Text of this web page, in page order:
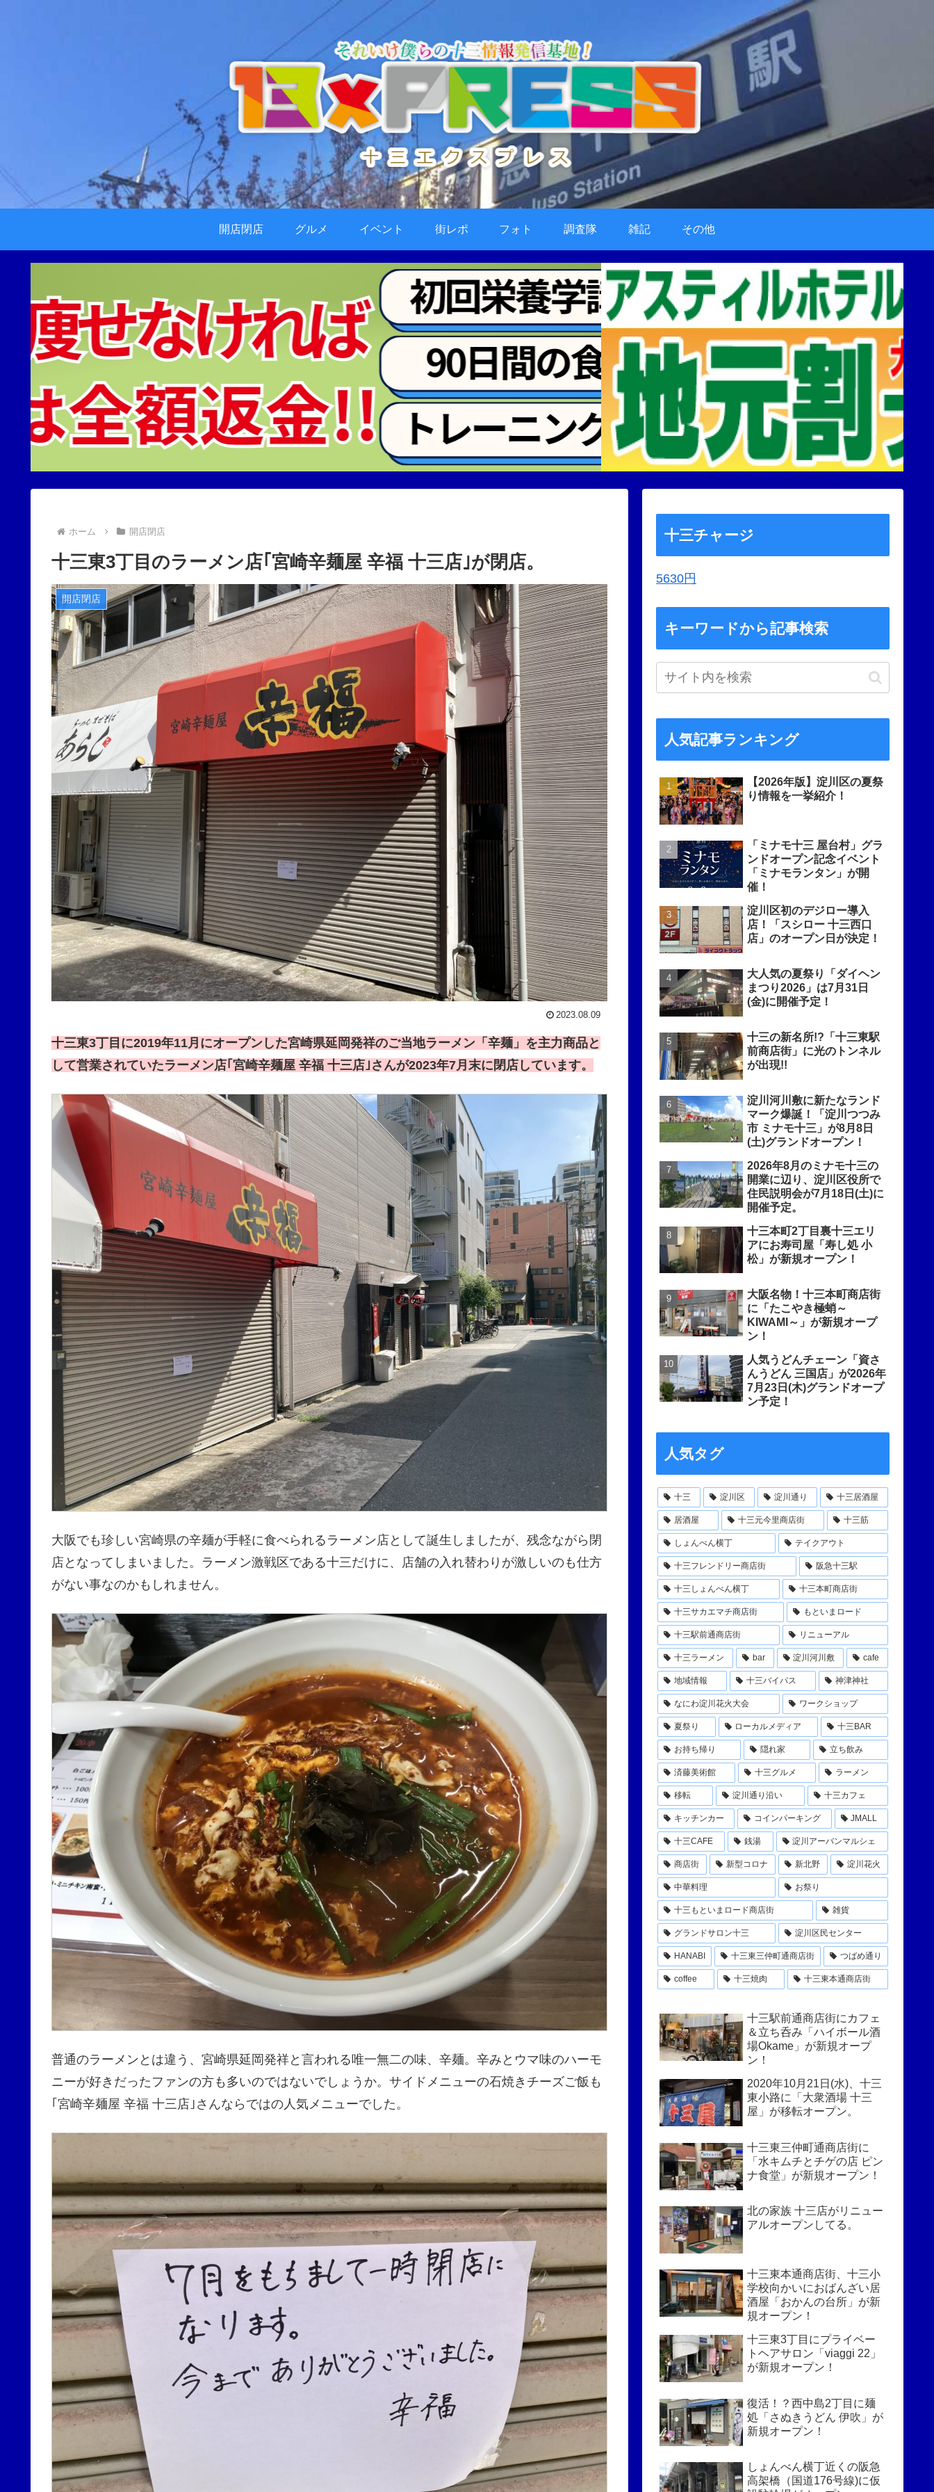
開店閉店 グルメ イベント 街レポ フォト 調査隊 雑記 その他
ホーム 開店閉店
十三東3丁目のラーメン店｢宮崎辛麺屋 辛福 十三店｣が閉店。
開店閉店
2023.08.09
十三東3丁目に2019年11月にオープンした宮崎県延岡発祥のご当地ラーメン「辛麺」を主力商品と
して営業されていたラーメン店｢宮崎辛麺屋 辛福 十三店｣さんが2023年7月末に閉店しています。
大阪でも珍しい宮崎県の辛麺が手軽に食べられるラーメン店として誕生しましたが、残念ながら閉
店となってしまいました。ラーメン激戦区である十三だけに、店舗の入れ替わりが激しいのも仕方
がない事なのかもしれません。
普通のラーメンとは違う、宮崎県延岡発祥と言われる唯一無二の味、辛麺。辛みとウマ味のハーモ
ニーが好きだったファンの方も多いのではないでしょうか。サイドメニューの石焼きチーズご飯も
｢宮崎辛麺屋 辛福 十三店｣さんならではの人気メニューでした。
十三チャージ
5630円
キーワードから記事検索
人気記事ランキング
【2026年版】淀川区の夏祭
り情報を一挙紹介！
「ミナモ十三 屋台村」グラ
ンドオープン記念イベント
「ミナモランタン」が開
催！
淀川区初のデジロー導入
店！「スシロー 十三西口
店」のオープン日が決定！
大人気の夏祭り「ダイヘン
まつり2026」は7月31日
(金)に開催予定！
十三の新名所!?「十三東駅
前商店街」に光のトンネル
が出現!!
淀川河川敷に新たなランド
マーク爆誕！「淀川つつみ
市 ミナモ十三」が8月8日
(土)グランドオープン！
2026年8月のミナモ十三の
開業に辺り、淀川区役所で
住民説明会が7月18日(土)に
開催予定。
十三本町2丁目裏十三エリ
アにお寿司屋「寿し処 小
松」が新規オープン！
大阪名物！十三本町商店街
に「たこやき極蛸～
KIWAMI～」が新規オープ
ン！
人気うどんチェーン「資さ
んうどん 三国店」が2026年
7月23日(木)グランドオープ
ン予定！
人気タグ
十三 淀川区 淀川通り 十三居酒屋
居酒屋 十三元今里商店街 十三筋
しょんべん横丁 テイクアウト
十三フレンドリー商店街 阪急十三駅
十三しょんべん横丁 十三本町商店街
十三サカエマチ商店街 もといまロード
十三駅前通商店街 リニューアル
十三ラーメン bar 淀川河川敷 cafe
地域情報 十三バイパス 神津神社
なにわ淀川花火大会 ワークショップ
夏祭り ローカルメディア 十三BAR
お持ち帰り 隠れ家 立ち飲み
済藤美術館 十三グルメ ラーメン
移転 淀川通り沿い 十三カフェ
キッチンカー コインパーキング JMALL
十三CAFE 銭湯 淀川アーバンマルシェ
商店街 新型コロナ 新北野 淀川花火
中華料理 お祭り
十三もといまロード商店街 雑貨
グランドサロン十三 淀川区民センター
HANABI 十三東三仲町通商店街 つばめ通り
coffee 十三焼肉 十三東本通商店街
十三駅前通商店街にカフェ
＆立ち呑み「ハイボール酒
場Okame」が新規オープ
ン！
2020年10月21日(水)、十三
東小路に「大衆酒場 十三
屋」が移転オープン。
十三東三仲町通商店街に
「水キムチとチゲの店 ピン
ナ食堂」が新規オープン！
北の家族 十三店がリニュー
アルオープンしてる。
十三東本通商店街、十三小
学校向かいにおばんざい居
酒屋「おかんの台所」が新
規オープン！
十三東3丁目にプライベー
トヘアサロン「viaggi 22」
が新規オープン！
復活！？西中島2丁目に麺
処「さぬきうどん 伊吹」が
新規オープン！
しょんべん横丁近くの阪急
高架橋（国道176号線)に仮